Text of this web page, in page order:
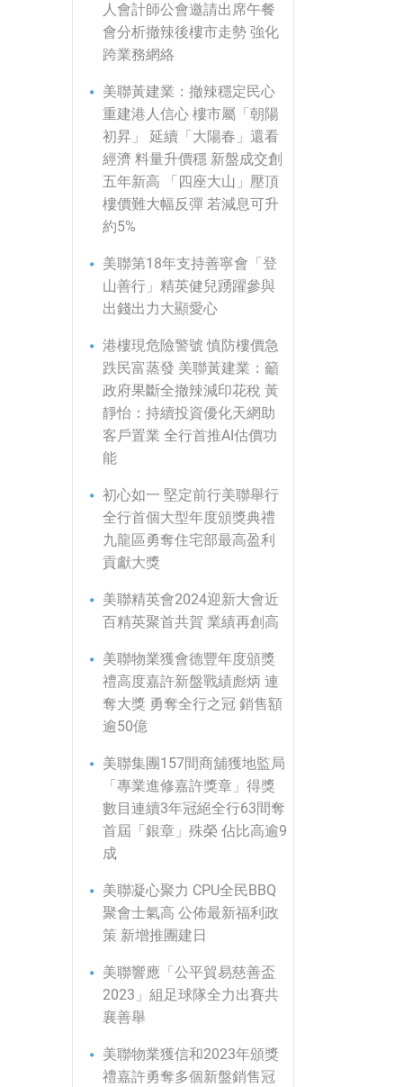
人會計師公會邀請出席午餐
會分析撤辣後樓市走勢 強化
跨業務網絡
美聯黃建業：撤辣穩定民心
重建港人信心 樓市屬「朝陽
初昇」 延續「大陽春」還看
經濟 料量升價穩 新盤成交創
五年新高 「四座大山」壓頂
樓價難大幅反彈 若減息可升
約5%
美聯第18年支持善寧會「登
山善行」精英健兒踴躍參與
出錢出力大顯愛心
港樓現危險警號 慎防樓價急
跌民富蒸發 美聯黃建業：籲
政府果斷全撤辣減印花稅 黃
靜怡：持續投資優化天網助
客戶置業 全行首推AI估價功
能
初心如一 堅定前行美聯舉行
全行首個大型年度頒獎典禮
九龍區勇奪住宅部最高盈利
貢獻大獎
美聯精英會2024迎新大會近
百精英聚首共賀 業績再創高
美聯物業獲會德豐年度頒獎
禮高度嘉許新盤戰績彪炳 連
奪大獎 勇奪全行之冠 銷售額
逾50億
美聯集團157間商舖獲地監局
「專業進修嘉許獎章」得獎
數目連續3年冠絕全行63間奪
首屆「銀章」殊榮 佔比高逾9
成
美聯凝心聚力 CPU全民BBQ
聚會士氣高 公佈最新福利政
策 新增推團建日
美聯響應「公平貿易慈善盃
2023」組足球隊全力出賽共
襄善舉
美聯物業獲信和2023年頒獎
禮嘉許勇奪多個新盤銷售冠